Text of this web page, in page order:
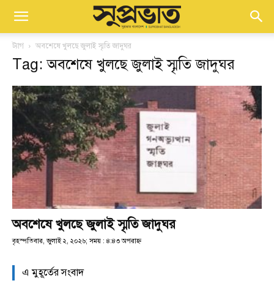
ট্যাগ অবশেষে খুলছে জুলাই স্মৃতি জাদুঘর
Tag: অবশেষে খুলছে জুলাই স্মৃতি জাদুঘর
অবশেষে খুলছে জুলাই স্মৃতি জাদুঘর
বৃহস্পতিবার, জুলাই ২, ২০২৬; সময় : ৪:৪৩ অপরাহ্ণ
এ মুহূর্তের সংবাদ